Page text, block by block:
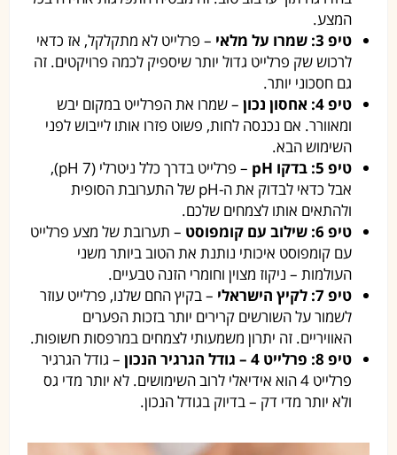
המצע.
טיפ 3: שמרו על מלאי
– פרלייט לא מתקלקל, אז כדאי
לרכוש שק פרלייט גדול יותר שיספיק לכמה פרויקטים. זה
גם חסכוני יותר.
טיפ 4: אחסון נכון
– שמרו את הפרלייט במקום יבש
ומאוורר. אם נכנסה לחות, פשוט פזרו אותו לייבוש לפני
השימוש הבא.
טיפ 5: בדקו pH
– פרלייט בדרך כלל ניטרלי (pH 7),
אבל כדאי לבדוק את ה-pH של התערובת הסופית
ולהתאים אותו לצמחים שלכם.
טיפ 6: שילוב עם קומפוסט
– תערובת של מצע פרלייט
עם קומפוסט איכותי נותנת את הטוב ביותר משני
העולמות – ניקוז מצוין וחומרי הזנה טבעיים.
טיפ 7: לקיץ הישראלי
– בקיץ החם שלנו, פרלייט עוזר
לשמור על השורשים קרירים יותר בזכות הפערים
האוויריים. זה יתרון משמעותי לצמחים במרפסות חשופות.
טיפ 8: פרלייט 4 – גודל הגרגיר הנכון
– גודל הגרגיר
פרלייט 4 הוא אידיאלי לרוב השימושים. לא יותר מדי גס
ולא יותר מדי דק – בדיוק בגודל הנכון.